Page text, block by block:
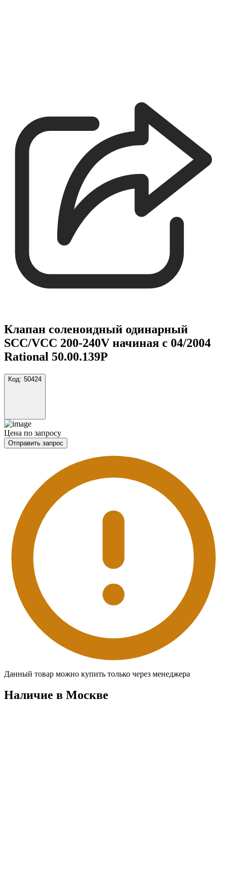
Клапан соленоидный одинарный
SCC/VCC 200-240V начиная с 04/2004
Rational 50.00.139P
Код: 50424
Цена по запросу
Отправить запрос
Данный товар можно купить только через менеджера
Наличие в Москвe